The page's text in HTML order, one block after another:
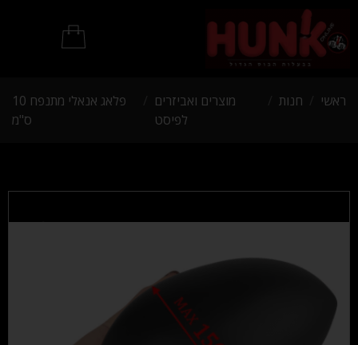
ראשי חנות
מוצרים ואביזרים
לפיסט
פלאג אנאלי מתנפח 10
ס"מ